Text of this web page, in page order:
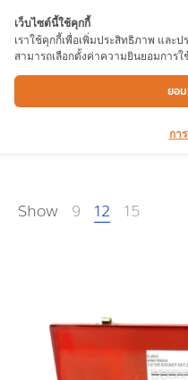
ปะเเจ/เหลี่ย
Show 9 12 15
เว็บไซต์นี้ใช้คุกกี้
เราใช้คุกกี้เพื่อเพิ่มประสิทธิภาพ แล
สามารถเลือกตั้งค่าความยินยอมการ
ยอ
กา